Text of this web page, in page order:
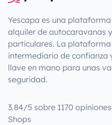
Yescapa es una
alquiler de autocaravanas
particulares. La
intermediario de confianza
llave en mano para unas
seguridad.
3.84/5 sobre 1170
Shops